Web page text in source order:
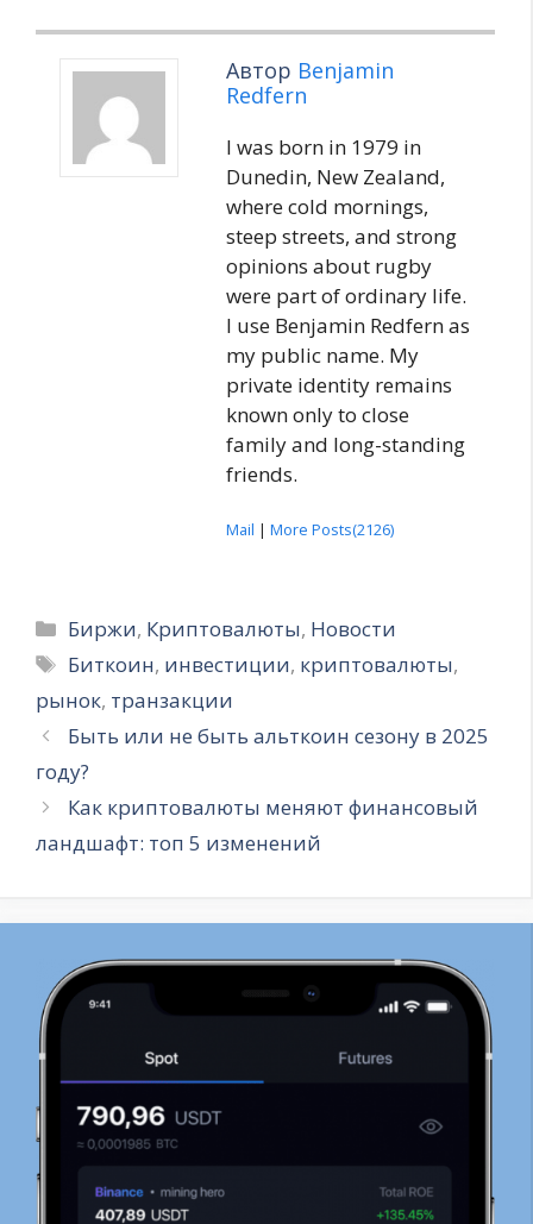
Автор Benjamin
Redfern
I was born in 1979 in
Dunedin, New Zealand,
where cold mornings,
steep streets, and strong
opinions about rugby
were part of ordinary life.
I use Benjamin Redfern as
my public name. My
private identity remains
known only to close
family and long-standing
friends.
Mail | More Posts(2126)
Рубрики
Биржи, Криптовалюты, Новости
Метки
Биткоин, инвестиции, криптовалюты,
рынок, транзакции
Быть или не быть альткоин сезону в 2025
году?
Как криптовалюты меняют финансовый
ландшафт: топ 5 изменений